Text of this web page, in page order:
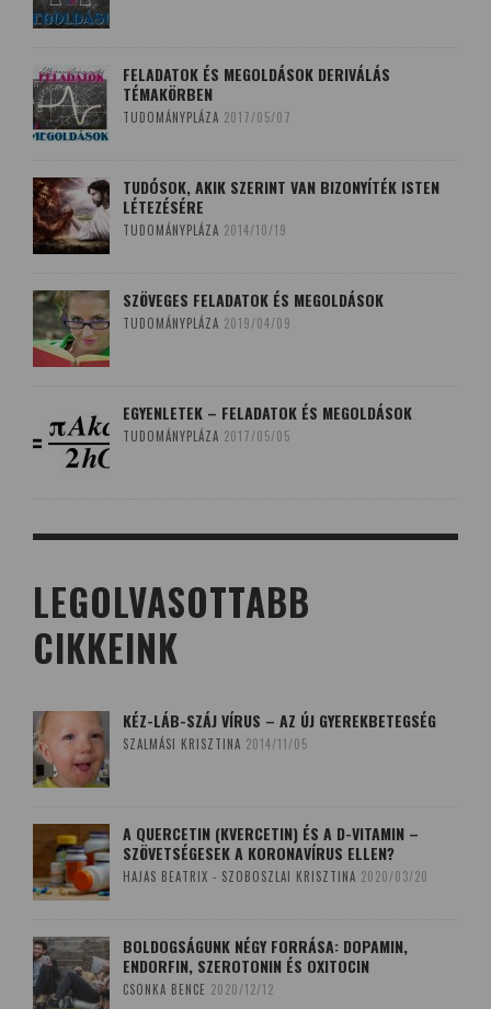
FELADATOK ÉS MEGOLDÁSOK DERIVÁLÁS
TÉMAKÖRBEN
TUDOMÁNYPLÁZA 2017/05/07
TUDÓSOK, AKIK SZERINT VAN BIZONYÍTÉK ISTEN
LÉTEZÉSÉRE
TUDOMÁNYPLÁZA 2014/10/19
SZÖVEGES FELADATOK ÉS MEGOLDÁSOK
TUDOMÁNYPLÁZA 2019/04/09
EGYENLETEK – FELADATOK ÉS MEGOLDÁSOK
TUDOMÁNYPLÁZA 2017/05/05
LEGOLVASOTTABB
CIKKEINK
KÉZ-LÁB-SZÁJ VÍRUS – AZ ÚJ GYEREKBETEGSÉG
SZALMÁSI KRISZTINA 2014/11/05
A QUERCETIN (KVERCETIN) ÉS A D-VITAMIN –
SZÖVETSÉGESEK A KORONAVÍRUS ELLEN?
HAJAS BEATRIX - SZOBOSZLAI KRISZTINA 2020/03/20
BOLDOGSÁGUNK NÉGY FORRÁSA: DOPAMIN,
ENDORFIN, SZEROTONIN ÉS OXITOCIN
CSONKA BENCE 2020/12/12